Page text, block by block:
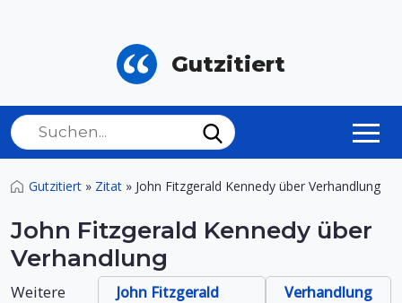
Gutzitiert
Gutzitiert » Zitat » John Fitzgerald Kennedy über Verhandlung
John Fitzgerald Kennedy über
Verhandlung
Weitere
John Fitzgerald
Verhandlung